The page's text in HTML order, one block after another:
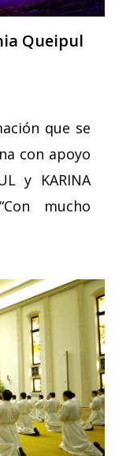
Queipul
que se
con apoyo
y KARINA
mucho